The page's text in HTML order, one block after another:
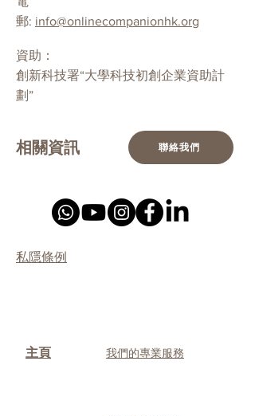
郵: info@onlinecompanionhk.org
資助：
創新科技署“大學科技初創企業資助計
劃”
相關資訊 聯絡我們
私隱條例
主頁 我們的專業服務